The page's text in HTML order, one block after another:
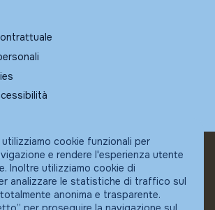
cookie funzionali per
e rendere l'esperienza utente
Inoltre utilizziamo cookie di
analizzare le statistiche di traffico sul
anonima e trasparente.